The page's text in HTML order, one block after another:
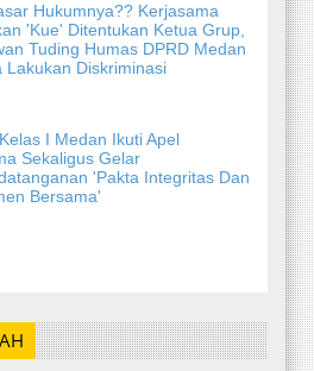
Hukumnya?? Kerjasama
'Kue' Ditentukan Ketua Grup,
Tuding Humas DPRD Medan
Lakukan Diskriminasi
I Medan Ikuti Apel
Sekaligus Gelar
'Pakta Integritas Dan
Bersama'